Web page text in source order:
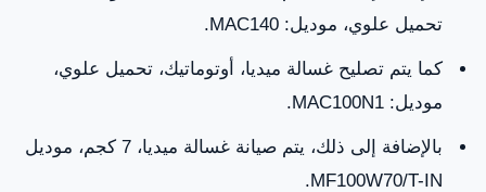
تحميل علوي، موديل: MAC140.
كما يتم تصليح غسالة ميديا، أوتوماتيك، تحميل علوي،
موديل: MAC100N1.
بالإضافة إلى ذلك، يتم صيانة غسالة ميديا، 7 كجم، موديل
MF100W70/T-IN.